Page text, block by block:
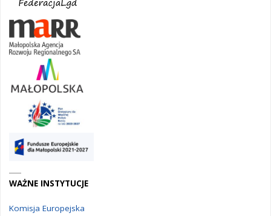
WAŻNE INSTYTUCJE
Komisja Europejska